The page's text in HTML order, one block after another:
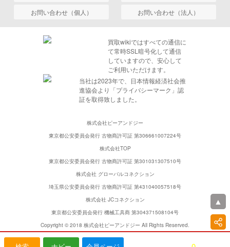
お問い合わせ（個人）
お問い合わせ（法人）
買取wikiではすべての通信に
て常時SSL暗号化して通信
していますので、安心して
ご利用いただけます。
当社は2023年で、日本情報経済社会推
進協会より「プライバシーマーク」認
証を取得致しました。
株式会社ピーアンドジー
東京都公安委員会発行 古物商許可証 第306661007224号
株式会社TOP
東京都公安委員会発行 古物商許可証 第301031307510号
株式会社 グローバルコネクション
埼玉県公安委員会発行 古物商許可証 第431040057518号
株式会社 JCコネクション
東京都公安委員会発行 機械工具商 第304371508104号
Copyright © 2018 株式会社ピーアンドジー All Rights Reserved.
▲